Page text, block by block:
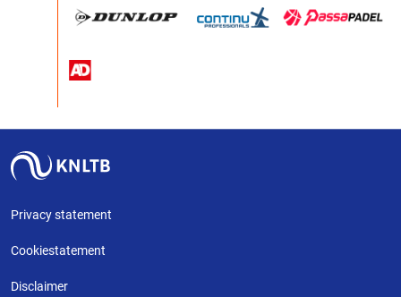
Privacy statement
Cookiestatement
Disclaimer